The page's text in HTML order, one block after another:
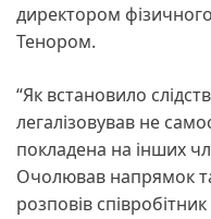
директором
Тенором.
“Як встановило
легалізовував не
покладена на інших
Очолював напрямок
розповів